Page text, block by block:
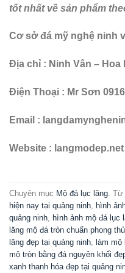
tốt nhất về sản phẩm
Cơ sở đá mỹ nghệ ninh
Địa chỉ : Ninh Vân – Hoa
Điện Thoại : Mr Sơn
Email :
Website : langmodep.net
Chuyên mục Mộ đá lục lăng .
hiện nay tại quảng ninh
hình
quảng ninh
hình ảnh mộ đá lục
lăng mộ đá tròn chuẩn phong
lăng đẹp tại quảng ninh
làm
mộ tròn bằng đá nguyên khối
xanh thanh hóa đẹp tại quảng